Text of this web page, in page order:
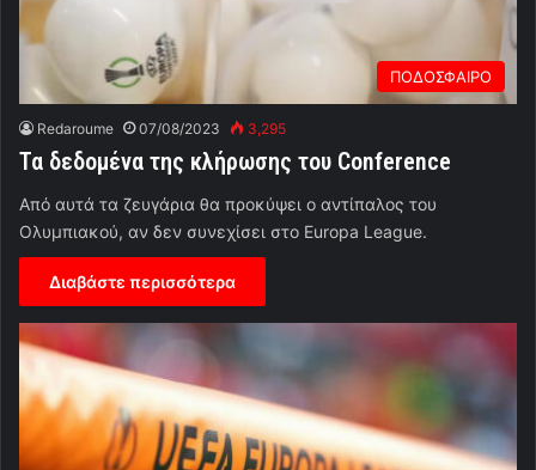
ΠΟΔΟΣΦΑΙΡΟ
Redaroume 07/08/2023 3,295
Τα δεδομένα της κλήρωσης του Conference
Από αυτά τα ζευγάρια θα προκύψει ο αντίπαλος του
Ολυμπιακού, αν δεν συνεχίσει στο Europa League.
Διαβάστε περισσότερα